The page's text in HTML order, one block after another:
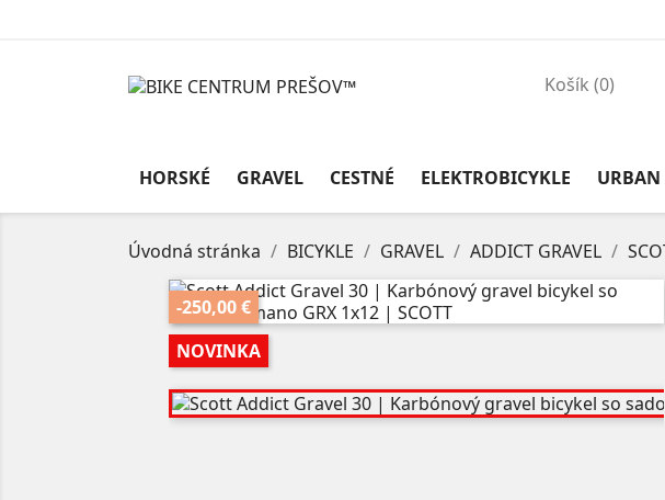
Košík (0)
HORSKÉ GRAVEL CESTNÉ ELEKTROBICYKLE URBAN
Úvodná stránka BICYKLE GRAVEL ADDICT GRAVEL
-250,00 €
NOVINKA